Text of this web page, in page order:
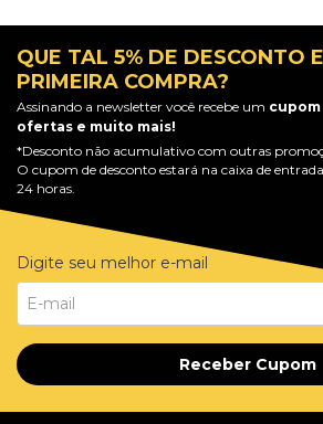
QUE TAL 5% DE DESCONTO
PRIMEIRA COMPRA?
Assinando a newsletter você recebe um cupom
ofertas e muito mais!
*Desconto não acumulativo com outras
O cupom de desconto estará na caixa de
24 horas.
Digite seu melhor e-mail
Receber Cupom